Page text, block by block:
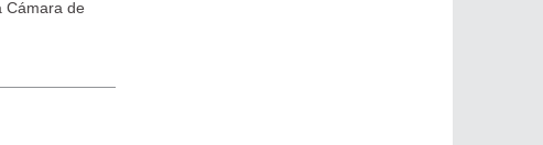
Cámara de